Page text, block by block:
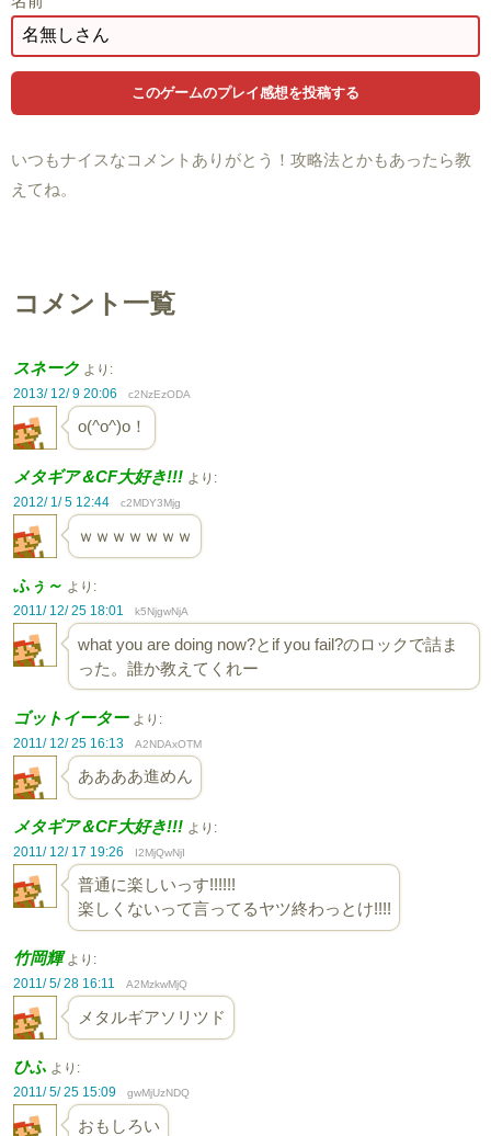
いつもナイスなコメントありがとう！攻略法とかもあったら教
えてね。
コメント一覧
スネーク より:
2013/ 12/ 9 20:06
c2NzEzODA
o(^o^)o！
メタギア＆CF大好き!!! より:
2012/ 1/ 5 12:44
c2MDY3Mjg
ｗｗｗｗｗｗｗ
ふぅ～ より:
2011/ 12/ 25 18:01
k5NjgwNjA
what you are doing now?とif you fail?のロックで詰ま
った。誰か教えてくれー
ゴットイーター より:
2011/ 12/ 25 16:13
A2NDAxOTM
ああああ進めん
メタギア＆CF大好き!!! より:
2011/ 12/ 17 19:26
I2MjQwNjI
普通に楽しいっす!!!!!!
楽しくないって言ってるヤツ終わっとけ!!!!
竹岡輝 より:
2011/ 5/ 28 16:11
A2MzkwMjQ
メタルギアソリツド
ひふ より:
2011/ 5/ 25 15:09
gwMjUzNDQ
おもしろい